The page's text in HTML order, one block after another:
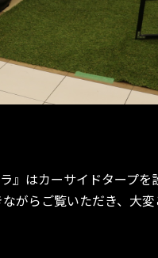
』はカーサイドタープを
がらご覧いただき、大変